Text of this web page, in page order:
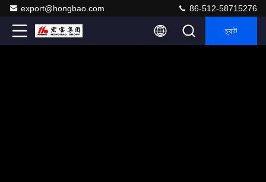
export@hongbao.com 86-512-58715276
চ্যাট